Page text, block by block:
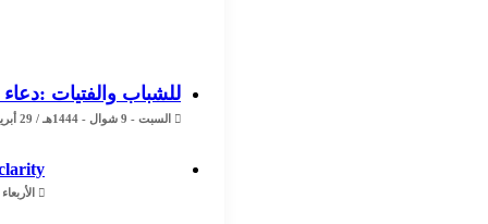
للشباب والفتيات
السبت - 9 شوال - 1444هـ / 29 أبريل - 2023م / 8:02 مساءً
الأربعاء - 19 ذو القعدة - 1447هـ / 6 مايو -